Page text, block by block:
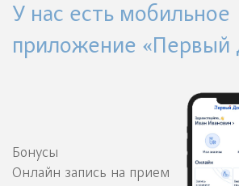
У нас есть мобильное
приложение «Первый
Бонусы
Онлайн запись на прием